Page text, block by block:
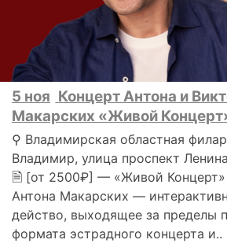
5 ноя Концерт Антона и
Макарских «Живой
⚲ Владимирская областная
Владимир, улица проспект
🗎 [от 2500₽] — «Живой Концерт»
Антона Макарских —
действо, выходящее за пределы
формата эстрадного концерта и..